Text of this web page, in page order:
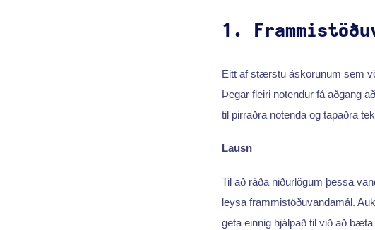
1.
Eitt af stærstu áskorunum sem
Þegar fleiri notendur fá aðgang
til pirraðra notenda og tapaðra
Lausn
Til að ráða niðurlögum þessa
leysa frammistöðuvandamál.
geta einnig hjálpað til við að